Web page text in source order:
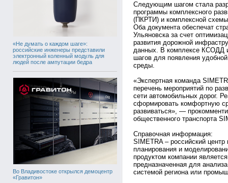
«Не думать о каждом шаге»:
российские инженеры представили
электронный коленный модуль для
людей после ампутации бедра
Во Владивостоке открылся демоцентр
«Гравитон»
Следующим шагом стала
программы комплексного
(ПКРТИ) и комплексной
Оба документа обеспечат
Ульяновска за счет
развития дорожной
данных. В комплексе КСОДД
шагов для появления
среды.
«Экспертная команда
перечень мероприятий по
сети автомобильных дорог.
сформировать комфортную
развиваться», —
общественного транспорта
Справочная информация:
SIMETRA – российский центр
планирования и
продуктом компании
предназначенная для
системой региона или